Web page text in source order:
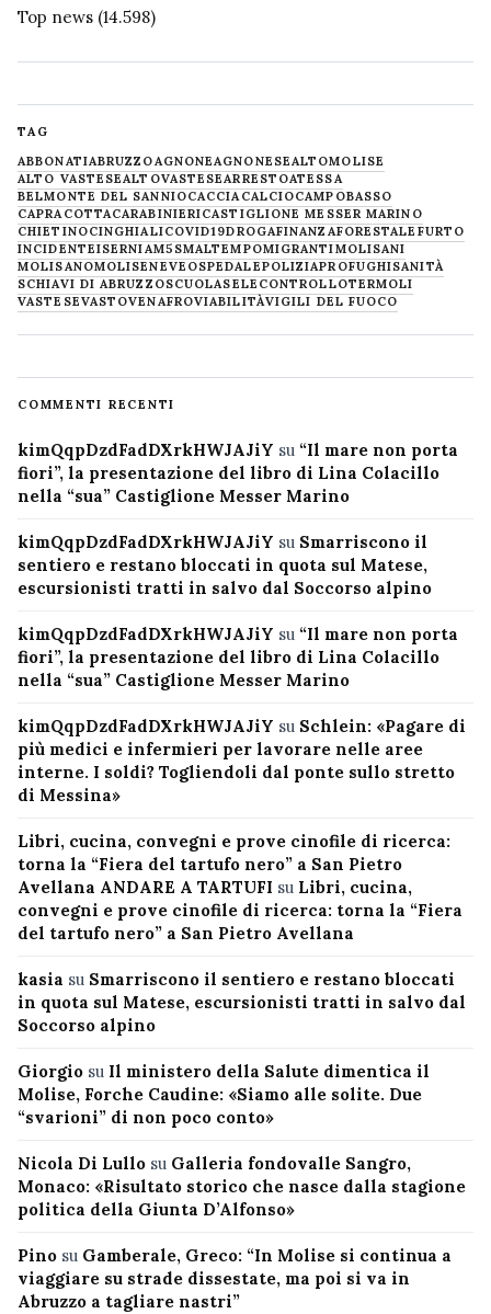
Top news (14.598)
TAG
ABBONATIABRUZZOAGNONEAGNONESEALTOMOLISE
ALTO VASTESEALTOVASTESEARRESTOATESSA
BELMONTE DEL SANNIOCACCIACALCIOCAMPOBASSO
CAPRACOTTACARABINIERICASTIGLIONE MESSER MARINO
CHIETINOCINGHIALICOVID19DROGAFINANZAFORESTALE FURTO
INCIDENTEISERNIAM5SMALTEMPOMIGRANTIMOLISANI
MOLISANOMOLISENEVE OSPEDALEPOLIZIAPROFUGHISANITÀ
SCHIAVI DI ABRUZZOSCUOLASELECONTROLLOTERMOLI
VASTESEVASTOVENAFROVIABILITÀVIGILI DEL FUOCO
COMMENTI RECENTI
kimQqpDzdFadDXrkHWJAJiY su “Il mare non porta
fiori”, la presentazione del libro di Lina Colacillo
nella “sua” Castiglione Messer Marino
kimQqpDzdFadDXrkHWJAJiY su Smarriscono il
sentiero e restano bloccati in quota sul Matese,
escursionisti tratti in salvo dal Soccorso alpino
kimQqpDzdFadDXrkHWJAJiY su “Il mare non porta
fiori”, la presentazione del libro di Lina Colacillo
nella “sua” Castiglione Messer Marino
kimQqpDzdFadDXrkHWJAJiY su Schlein: «Pagare di
più medici e infermieri per lavorare nelle aree
interne. I soldi? Togliendoli dal ponte sullo stretto
di Messina»
Libri, cucina, convegni e prove cinofile di ricerca:
torna la “Fiera del tartufo nero” a San Pietro
Avellana ANDARE A TARTUFI su Libri, cucina,
convegni e prove cinofile di ricerca: torna la “Fiera
del tartufo nero” a San Pietro Avellana
kasia su Smarriscono il sentiero e restano bloccati
in quota sul Matese, escursionisti tratti in salvo dal
Soccorso alpino
Giorgio su Il ministero della Salute dimentica il
Molise, Forche Caudine: «Siamo alle solite. Due
“svarioni” di non poco conto»
Nicola Di Lullo su Galleria fondovalle Sangro,
Monaco: «Risultato storico che nasce dalla stagione
politica della Giunta D’Alfonso»
Pino su Gamberale, Greco: “In Molise si continua a
viaggiare su strade dissestate, ma poi si va in
Abruzzo a tagliare nastri”